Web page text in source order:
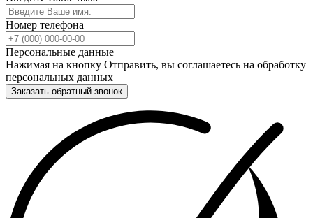
Номер телефона
Персональные данные
Нажимая на кнопку Отправить, вы соглашаетесь на обработку
персональных данных
Заказать обратный звонок